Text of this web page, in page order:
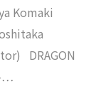
Komaki
DRAGON